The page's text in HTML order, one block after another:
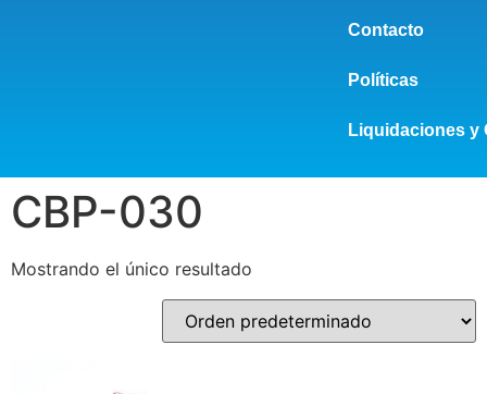
Contacto
Políticas
Liquidaciones y
CBP-030
Mostrando el único resultado